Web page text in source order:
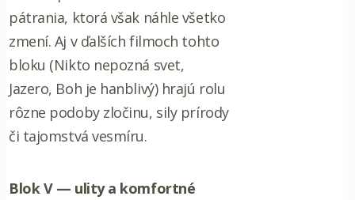
pátrania, ktorá však náhle všetko
zmení. Aj v ďalších filmoch tohto
bloku (Nikto nepozná svet,
Jazero, Boh je hanblivý) hrajú rolu
rôzne podoby zločinu, sily prírody
či tajomstvá vesmíru.
Blok V — ulity a komfortné